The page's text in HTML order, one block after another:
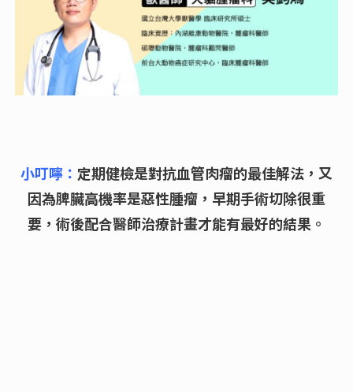
小叮嚀： 定期健檢是對抗血管肉瘤的最佳解法，又
因為脾臟高機率是惡性腫瘤，早期手術切除很重
要，術後配合醫師治療計畫才能有最好的結果。